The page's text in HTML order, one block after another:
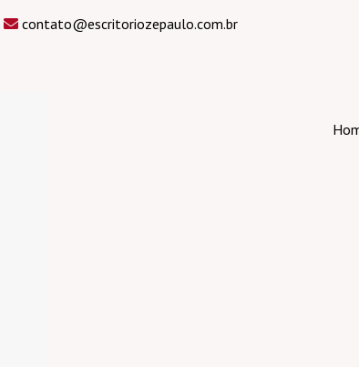
contato@escritoriozepaulo.com.br